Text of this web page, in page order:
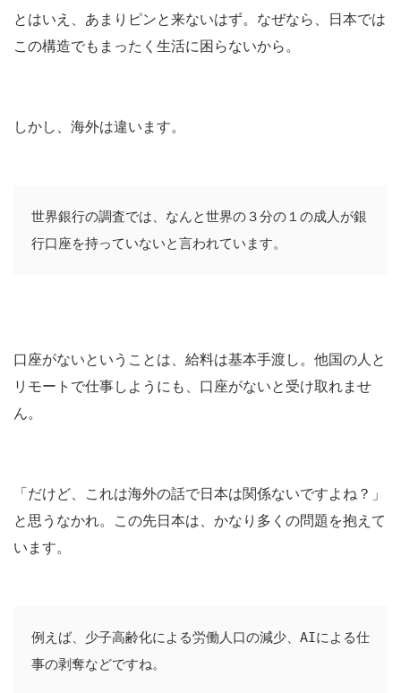
とはいえ、あまりピンと来ないはず。なぜなら、日本では
この構造でもまったく生活に困らないから。
しかし、海外は違います。
世界銀行の調査では、なんと世界の３分の１の成人が銀
行口座を持っていないと言われています。
口座がないということは、給料は基本手渡し。他国の人と
リモートで仕事しようにも、口座がないと受け取れませ
ん。
「だけど、これは海外の話で日本は関係ないですよね？」
と思うなかれ。この先日本は、かなり多くの問題を抱えて
います。
例えば、少子高齢化による労働人口の減少、AIによる仕
事の剥奪などですね。